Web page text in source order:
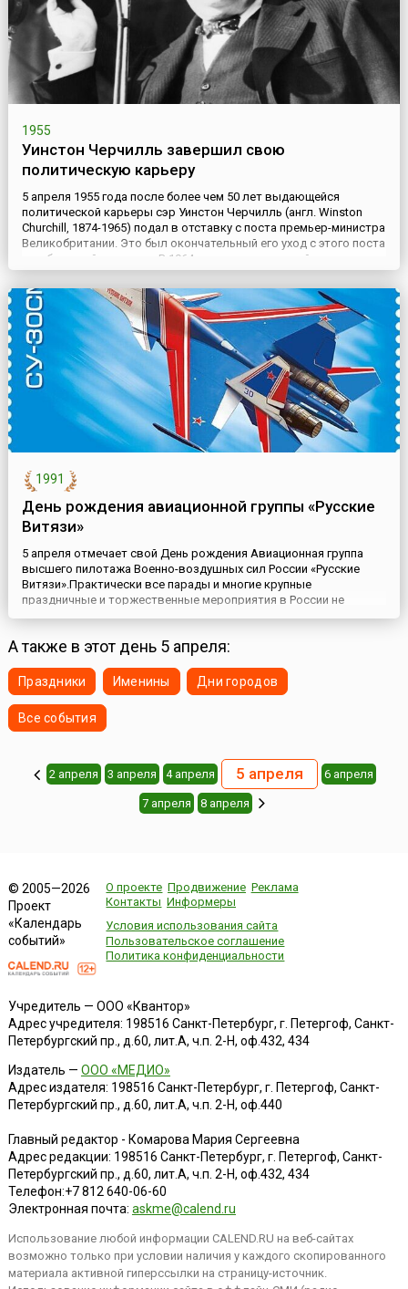
1955
Уинстон Черчилль завершил свою
политическую карьеру
5 апреля 1955 года после более чем 50 лет выдающейся
политической карьеры сэр Уинстон Черчилль (англ. Winston
Churchill, 1874-1965) подал в отставку с поста премьер-министра
Великобритании. Это был окончательный его уход с этого поста
и из большой политики. В 1964 году он в последний раз
присутствовал на заседании палаты общин...Черчилль вошел в
историю Великобритании как самый яркий английски...
1991
День рождения авиационной группы «Русские
Витязи»
5 апреля отмечает свой День рождения Авиационная группа
высшего пилотажа Военно-воздушных сил России «Русские
Витязи».Практически все парады и многие крупные
праздничные и торжественные мероприятия в России не
обходятся без завораживающего зрелищного выступления
Витязи» и «Стрижи». Обе группы становились неоднократными
А также в этот день 5 апреля:
Праздники Именины Дни городов
Все события
2 апреля 3 апреля 4 апреля 5 апреля 6 апреля
7 апреля 8 апреля
© 2005—2026
Проект
«Календарь
событий»
О проекте Продвижение Реклама
Контакты Информеры
Условия использования сайта
Пользовательское соглашение
Политика конфиденциальности
Учредитель — ООО «Квантор»
Адрес учредителя: 198516 Санкт-Петербург, г. Петергоф, Санкт-
Петербургский пр., д.60, лит.А, ч.п. 2-Н, оф.432, 434
Издатель — ООО «МЕДИО»
Адрес издателя: 198516 Санкт-Петербург, г. Петергоф, Санкт-
Петербургский пр., д.60, лит.А, ч.п. 2-Н, оф.440
Главный редактор - Комарова Мария Сергеевна
Адрес редакции: 198516 Санкт-Петербург, г. Петергоф, Санкт-
Петербургский пр., д.60, лит.А, ч.п. 2-Н, оф.432, 434
Телефон:+7 812 640-06-60
Электронная почта: askme@calend.ru
Использование любой информации CALEND.RU на веб-сайтах
возможно только при условии наличия у каждого скопированного
материала активной гиперссылки на страницу-источник.